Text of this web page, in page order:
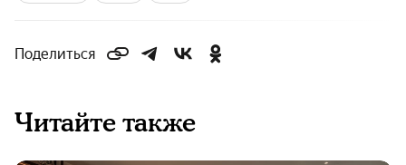
Поделиться
Читайте также